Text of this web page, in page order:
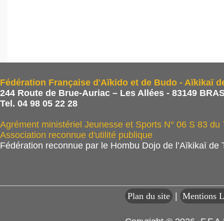
Fédération Française d'Aïkido et de Budo - Aïkikaï
244 Route de Brue-Auriac – Les Allées - 83149
Tel. 04 98 05 22 28
Agrément ministériel Jeunesse et Sports N° 06 S 83
Association reconnue d'utilité publique
Fédération reconnue par le Hombu Dojo de l’Aïkikaï de
Plan du site Mentions